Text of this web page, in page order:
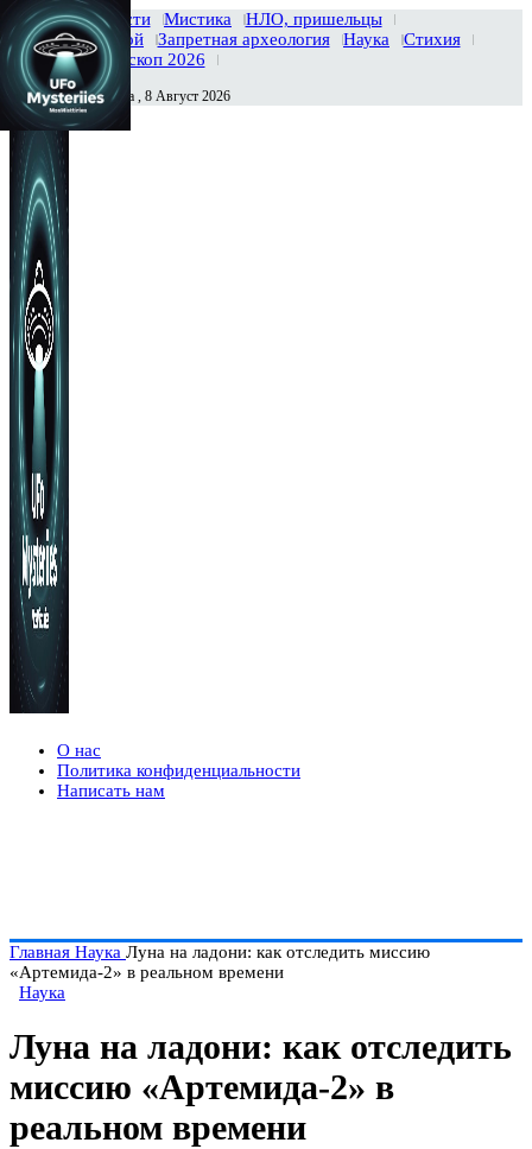
Главная Новости Мистика
НЛО, пришельцы
Тайны вселенной
Запретная археология Наука
Стихия
История
Гороскоп 2026
Сегодня Суббота , 8 Август 2026
О нас
Политика конфиденциальности
Написать нам
Главная Наука Луна на ладони: как отследить миссию
«Артемида-2» в реальном времени
Наука
Луна на ладони: как отследить
миссию «Артемида-2» в
реальном времени